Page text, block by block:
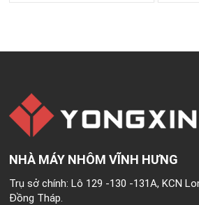
NHÀ MÁY NHÔM VĨNH HƯNG
Trụ sở chính: Lô 129 -130 -131A, KCN
Đồng Tháp.